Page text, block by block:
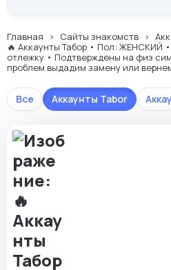
Главная Сайты знакомств
🔥 Аккаунты Табор • Пол: ЖЕНСКИЙ
отлежку • Подтверждены на физ
проблем выдадим замену или
Все Аккаунты Tabor